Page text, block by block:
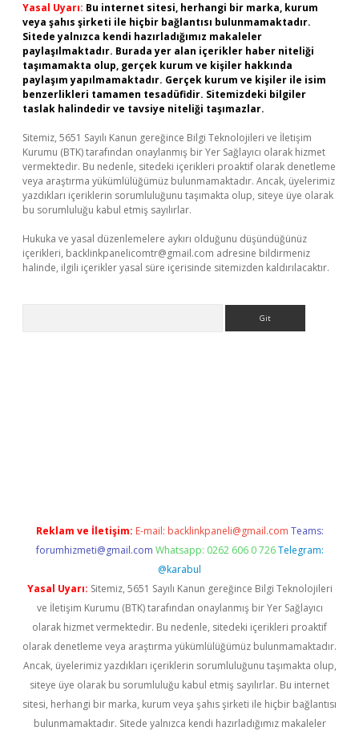
Yasal Uyarı: Bu internet sitesi, herhangi bir marka, kurum
veya şahıs şirketi ile hiçbir bağlantısı bulunmamaktadır.
Sitede yalnızca kendi hazırladığımız makaleler
paylaşılmaktadır. Burada yer alan içerikler haber niteliği
taşımamakta olup, gerçek kurum ve kişiler hakkında
paylaşım yapılmamaktadır. Gerçek kurum ve kişiler ile isim
benzerlikleri tamamen tesadüfidir. Sitemizdeki bilgiler
taslak halindedir ve tavsiye niteliği taşımazlar.
Sitemiz, 5651 Sayılı Kanun gereğince Bilgi Teknolojileri ve İletişim
Kurumu (BTK) tarafından onaylanmış bir Yer Sağlayıcı olarak hizmet
vermektedir. Bu nedenle, sitedeki içerikleri proaktif olarak denetleme
veya araştırma yükümlülüğümüz bulunmamaktadır. Ancak, üyelerimiz
yazdıkları içeriklerin sorumluluğunu taşımakta olup, siteye üye olarak
bu sorumluluğu kabul etmiş sayılırlar.
Hukuka ve yasal düzenlemelere aykırı olduğunu düşündüğünüz
içerikleri, backlinkpanelicomtr@gmail.com adresine bildirmeniz
halinde, ilgili içerikler yasal süre içerisinde sitemizden kaldırılacaktır.
Reklam ve İletişim: E-mail: backlinkpaneli@gmail.com Teams:
forumhizmeti@gmail.com Whatsapp: 0262 606 0 726 Telegram:
@karabul
Yasal Uyarı: Sitemiz, 5651 Sayılı Kanun gereğince Bilgi Teknolojileri
ve İletişim Kurumu (BTK) tarafından onaylanmış bir Yer Sağlayıcı
olarak hizmet vermektedir. Bu nedenle, sitedeki içerikleri proaktif
olarak denetleme veya araştırma yükümlülüğümüz bulunmamaktadır.
Ancak, üyelerimiz yazdıkları içeriklerin sorumluluğunu taşımakta olup,
siteye üye olarak bu sorumluluğu kabul etmiş sayılırlar. Bu internet
sitesi, herhangi bir marka, kurum veya şahıs şirketi ile hiçbir bağlantısı
bulunmamaktadır. Sitede yalnızca kendi hazırladığımız makaleler